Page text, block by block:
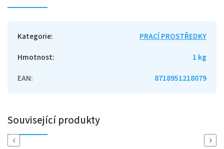
Kategorie:
PRACÍ PROSTŘEDKY
Hmotnost:
1 kg
EAN: 8718951218079
Související produkty
Previous Next